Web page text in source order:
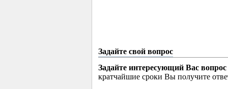
Задайте свой вопрос
Задайте интересующий Вас вопрос
кратчайшие сроки Вы получите